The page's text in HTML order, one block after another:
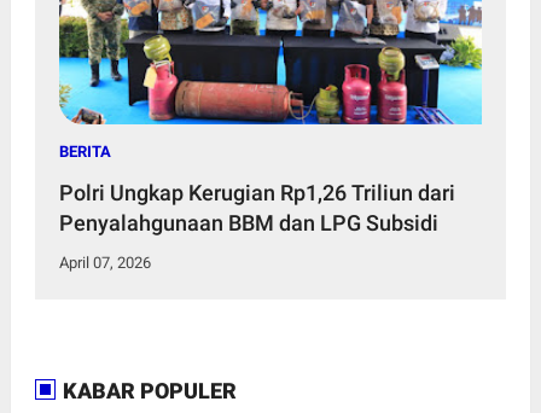
BERITA
Polri Ungkap Kerugian Rp1,26 Triliun dari
Penyalahgunaan BBM dan LPG Subsidi
April 07, 2026
KABAR POPULER